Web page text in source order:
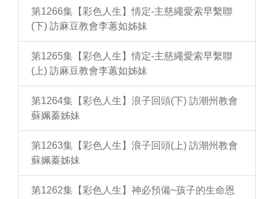
第1266集【彩色人生】情定-主慈繩愛索早繫聯
(下) 訪麻豆教會李蕙如姊妹
第1265集【彩色人生】情定-主慈繩愛索早繫聯
(上) 訪麻豆教會李蕙如姊妹
第1264集【彩色人生】浪子回頭(下) 訪潮州教會
蘇姵蓁姊妹
第1263集【彩色人生】浪子回頭(上) 訪潮州教會
蘇姵蓁姊妹
第1262集【彩色人生】神必預備~孩子的生命恩